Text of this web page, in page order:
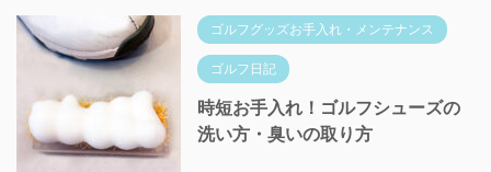
ゴルフグッズお手入れ・メンテナンス
ゴルフ日記
時短お手入れ！ゴルフシューズの
洗い方・臭いの取り方